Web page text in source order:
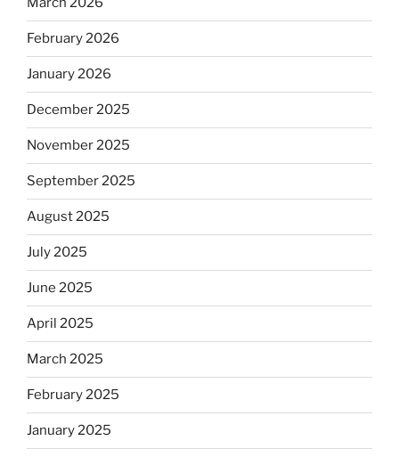
February 2026
January 2026
December 2025
November 2025
September 2025
August 2025
July 2025
June 2025
April 2025
March 2025
February 2025
January 2025